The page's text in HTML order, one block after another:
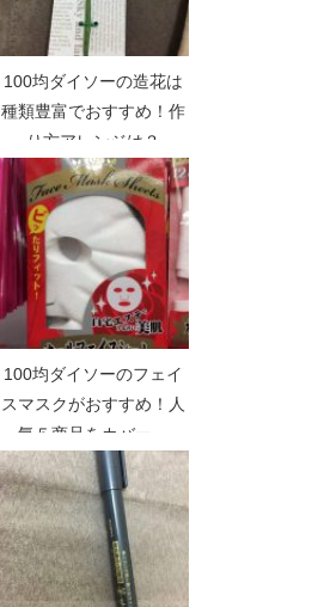
100均ダイソーの造花は
種類豊富でおすすめ！作
り方アレンジは？
100均ダイソーのフェイ
スマスクがおすすめ！人
気５商品をカバー。